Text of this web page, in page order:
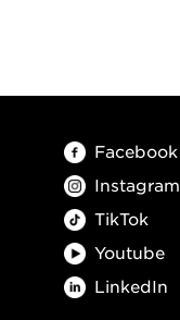
Facebook
Instagram
TikTok
Youtube
LinkedIn